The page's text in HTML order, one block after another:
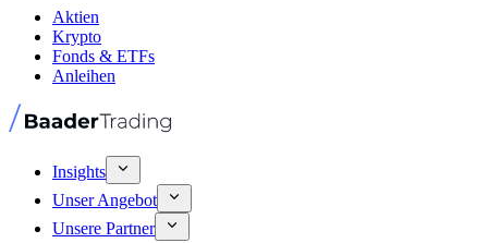
Aktien
Krypto
Fonds & ETFs
Anleihen
Insights
Unser Angebot
Unsere Partner